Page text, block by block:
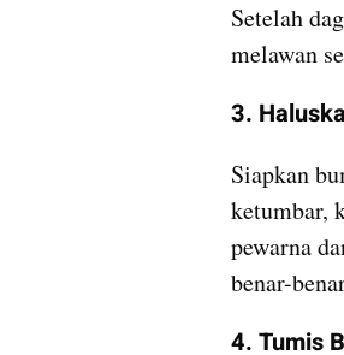
Setelah
melawan
3.
Siapkan
ketumbar,
pewarna
benar-
4. Tumis